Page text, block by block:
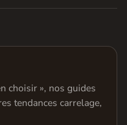
choisir », nos guides
tendances carrelage,